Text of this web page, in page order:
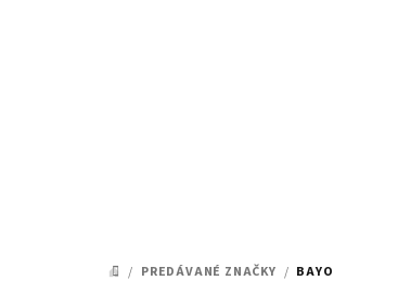
DOMOV
/ PREDÁVANÉ ZNAČKY / BAYO